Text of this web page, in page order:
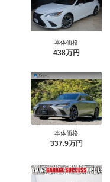
本体価格
438万円
本体価格
337.9万円